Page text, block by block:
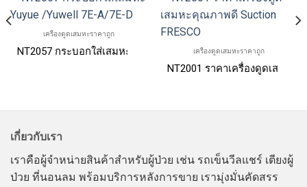
เครื่องดูดเสมหะราคาถูก
NT2057 กระบอกใส่เสมหะ Yuyue /Yuwell 7E-A/7E-D
เครื่องดูดเสมหะราคาถูก
NT2001 ราคาเครื่องดูดเสมหะ
ฝา Fresco
เกี่ยวกับเรา
เราคือผู้จำหน่ายสินค้าสำหรับผู้ป่วย เช่น รถเข็นวีลแชร์ เตียงผู้
ป่วย ที่นอนลม พร้อมบริการหลังการขาย เรามุ่งมั่นคัดสรร